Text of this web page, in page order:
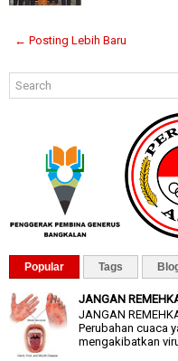
← Posting Lebih Baru
Popular Tags
JANGAN
JANGAN
Perubahan cuaca
mengakibatkan